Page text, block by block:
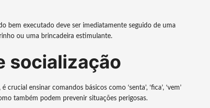
bem executado deve ser imediatamente seguido de uma
ou uma brincadeira estimulante.
socialização
ensinar comandos básicos como ‘senta’, ‘fica’, ‘vem’
também podem prevenir situações perigosas.